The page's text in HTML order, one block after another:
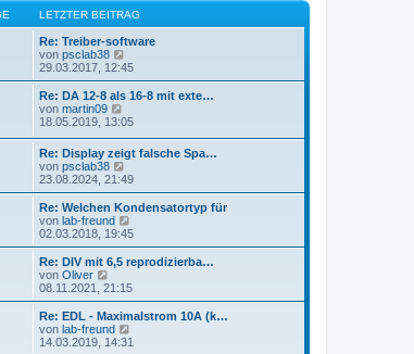
LETZTER BEITRAG
Re: Treiber-software
von psclab38
e
u
e
t
r
B
i
t
r
a
g
29.03.2017, 12:45
Re: DA 12-8 als 16-8 mit exte…
von martin09
e
e
s
t
e
r
B
e
i
t
r
g
18.05.2019, 13:05
Re: Display zeigt falsche Spa…
von psclab38
e
u
e
s
t
B
e
i
r
a
g
23.08.2024, 21:49
Re: Welchen Kondensatortyp für
von lab-freund
e
u
e
s
t
B
e
i
02.03.2018, 19:45
Re: DIV mit 6,5 reprodizierba…
von Oliver
e
u
e
s
t
08.11.2021, 21:15
Re: EDL - Maximalstrom 10A (k…
von lab-freund
e
14.03.2019, 14:31